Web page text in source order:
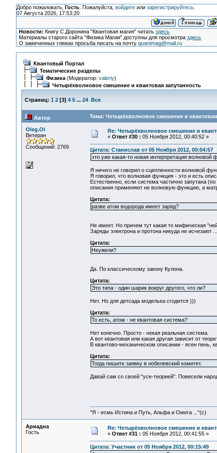
Добро пожаловать, Гость. Пожалуйста, войдитеили зарегистрируйтесь.
07 Августа 2026, 17:53:20
Новости: Книгу С.Доронина "Квантовая магия" читатьздесь
Материалы старого сайта "Физика Магии" доступны для просмотраздесь
О замеченных глюках просьба писать на почтуquantmag@mail.ru
Квантовый Портал
Тематические разделы
Физика(Модератор: valeriy)
Четырёхволновое смешение и квантовая запутанность
Страниц: 1 2[3] 4 5 ... 24 Все
Автор Тема: Четырёхволновое смешение и
Oleg.Ol
Ветеран
Сообщений: 2769
Re: Четырёхволновое смешение и
« Ответ #30 : 05 Ноября 2012, 00:40:52 »
Цитата: Станислав от 05 Ноября 2012, 00:04:57
это уже какая-то новая интерпретация
Я ничего не говорил о сцепленности волновой
Я говорил, что волновая функция - это и есть
Естественно, если система частично запутана
описания применяют не волновую функцию, а
Цитата:
разве атом водорода имеет заряд?
Не имеет. Но причем тут какая то мифическая
Заряды электрона и протона никуда не исчезают ...
Цитата:
Неужели?
Да. По классическому закону Кулона.
Цитата:
Это типа - один шарик вокруг другого, что ли?
Нет. Но для детсада моделька сгодится )))
Цитата:
То есть, атом - не квантовая система?
Нет конечно. Просто - некая реальная система.
А вот квантовая или какая другая зависит от
В квантово-механическом описании - ясен пень,
Цитата:
Тогда пишите заявку в нобелевский комитет.
Давай сам со своей "усе-теорией". Повесели
"Я - есмь Истина и Путь, Альфа и Омега ..."(с)
Ариадна
Гость
Re: Четырёхволновое смешение и
« Ответ #31 : 05 Ноября 2012, 00:41:55 »
Цитата: Участник от 05 Ноября 2012, 00:15:49